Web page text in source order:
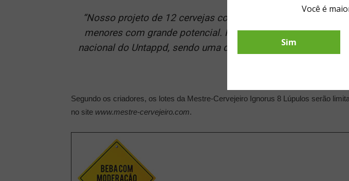
“Nosso projeto de 12 cervejas colaborativas em 12 meses
menores com grande potencial. Para a 8 Lúpulos,
nacional do Untappd, sendo uma das categorias mais
Segundo os criadores, os lotes da Mestre-Cervejeiro Ignorus 8 Lúpulos serão
no site www.mestre-cervejeiro.com.
Você é
Sim